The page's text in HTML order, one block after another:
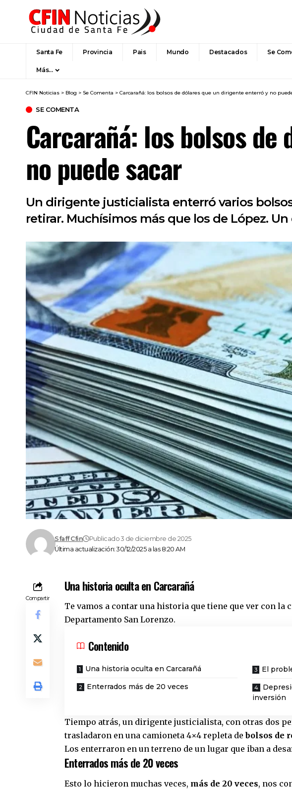
Santa Fe Provincia Pais Mundo Destacados Se
Más…
CFIN Noticias > Blog > Se Comenta > Carcarañá: los bolsos de dólares que un dirigente enterró y no
SE COMENTA
Carcarañá: los bolsos
no puede sacar
Un dirigente justicialista enterró varios
retirar. Muchísimos más que los de López. Un
Última actualización: 30/12/2025 a las 8:20 AM
Sfaff Cfin Publicado 3 de diciembre de 2025
Compartir
Una historia oculta en Carcarañá
Te vamos a contar una historia que tiene que ver con la
Departamento San Lorenzo.
Contenido
Una historia oculta en Carcarañá
Enterrados más de 20 veces
El
inversión
Tiempo atrás, un dirigente justicialista, con otras dos
trasladaron en una camioneta 4×4 repleta debolsos de
Los enterraron en un terreno de un lugar que iban a
Enterrados más de 20 veces
Esto lo hicieron muchas veces, más de 20 veces, nos